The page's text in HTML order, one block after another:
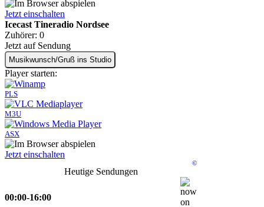
Jetzt einschalten
Icecast Tineradio Nordsee
Zuhörer: 0
Jetzt auf Sendung
Musikwunsch/Gruß ins Studio
Player starten:
PLS
M3U
ASX
Jetzt einschalten
©
Heutige Sendungen
00:00-16:00